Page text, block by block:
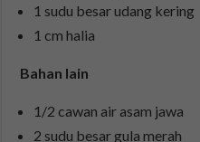
1 sudu besar udang kering
1 cm halia
Bahan lain
1/2 cawan air asam jawa
2 sudu besar gula merah